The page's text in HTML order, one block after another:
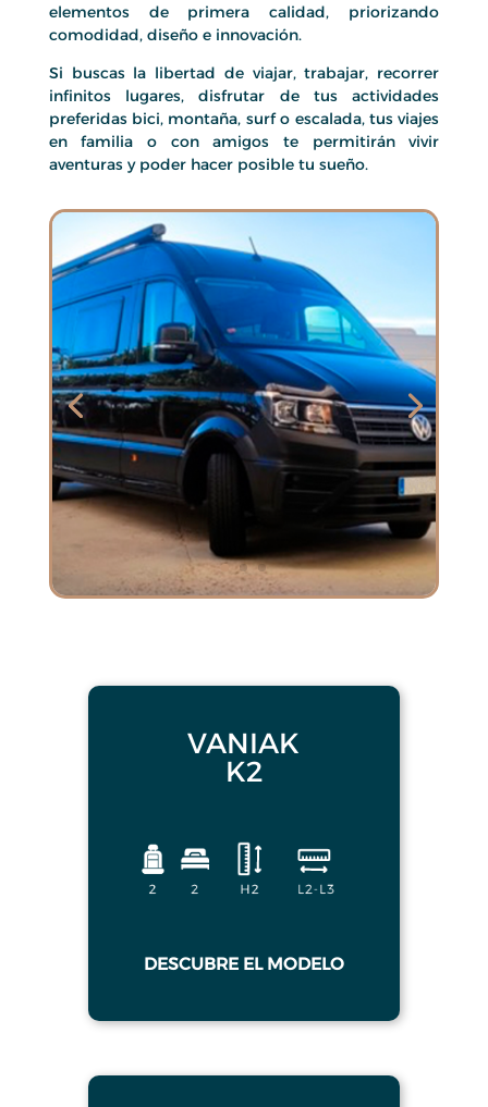
elementos de primera calidad, priorizando
comodidad, diseño e innovación.
Si buscas la libertad de viajar, trabajar, recorrer
infinitos lugares, disfrutar de tus actividades
preferidas bici, montaña, surf o escalada, tus viajes
en familia o con amigos te permitirán vivir
aventuras y poder hacer posible tu sueño.
VANIAK
K2
DESCUBRE EL MODELO